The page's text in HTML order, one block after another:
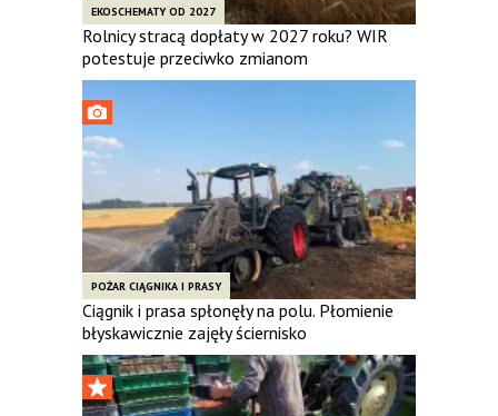
EKOSCHEMATY OD 2027
Rolnicy stracą dopłaty w 2027 roku? WIR
potestuje przeciwko zmianom
POŻAR CIĄGNIKA I PRASY
Ciągnik i prasa spłonęły na polu. Płomienie
błyskawicznie zajęły ściernisko